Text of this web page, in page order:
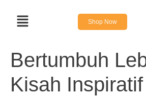
Shop Now
Bertumbuh
Kisah